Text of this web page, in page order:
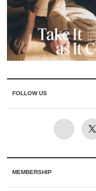
FOLLOW US
MEMBERSHIP